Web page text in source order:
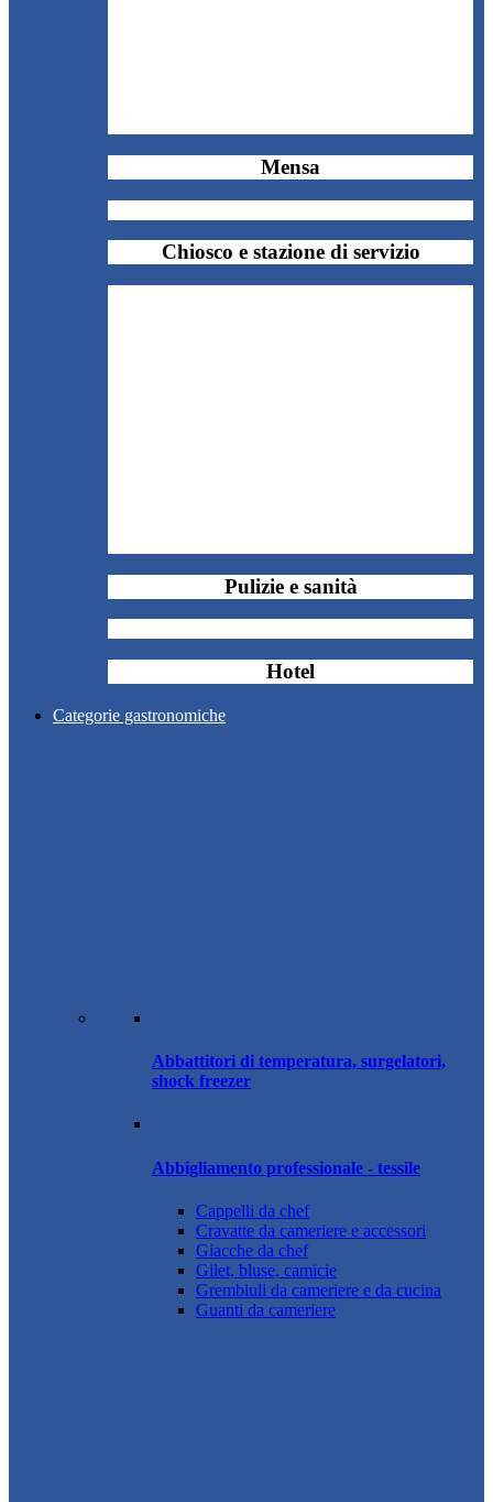
Mensa
Chiosco e stazione di servizio
Pulizie e sanità
Hotel
Categorie gastronomiche
Abbattitori di temperatura, surgelatori,
shock freezer
Abbigliamento professionale - tessile
Cappelli da chef
Cravatte da cameriere e accessori
Giacche da chef
Gilet, bluse, camicie
Grembiuli da cameriere e da cucina
Guanti da cameriere